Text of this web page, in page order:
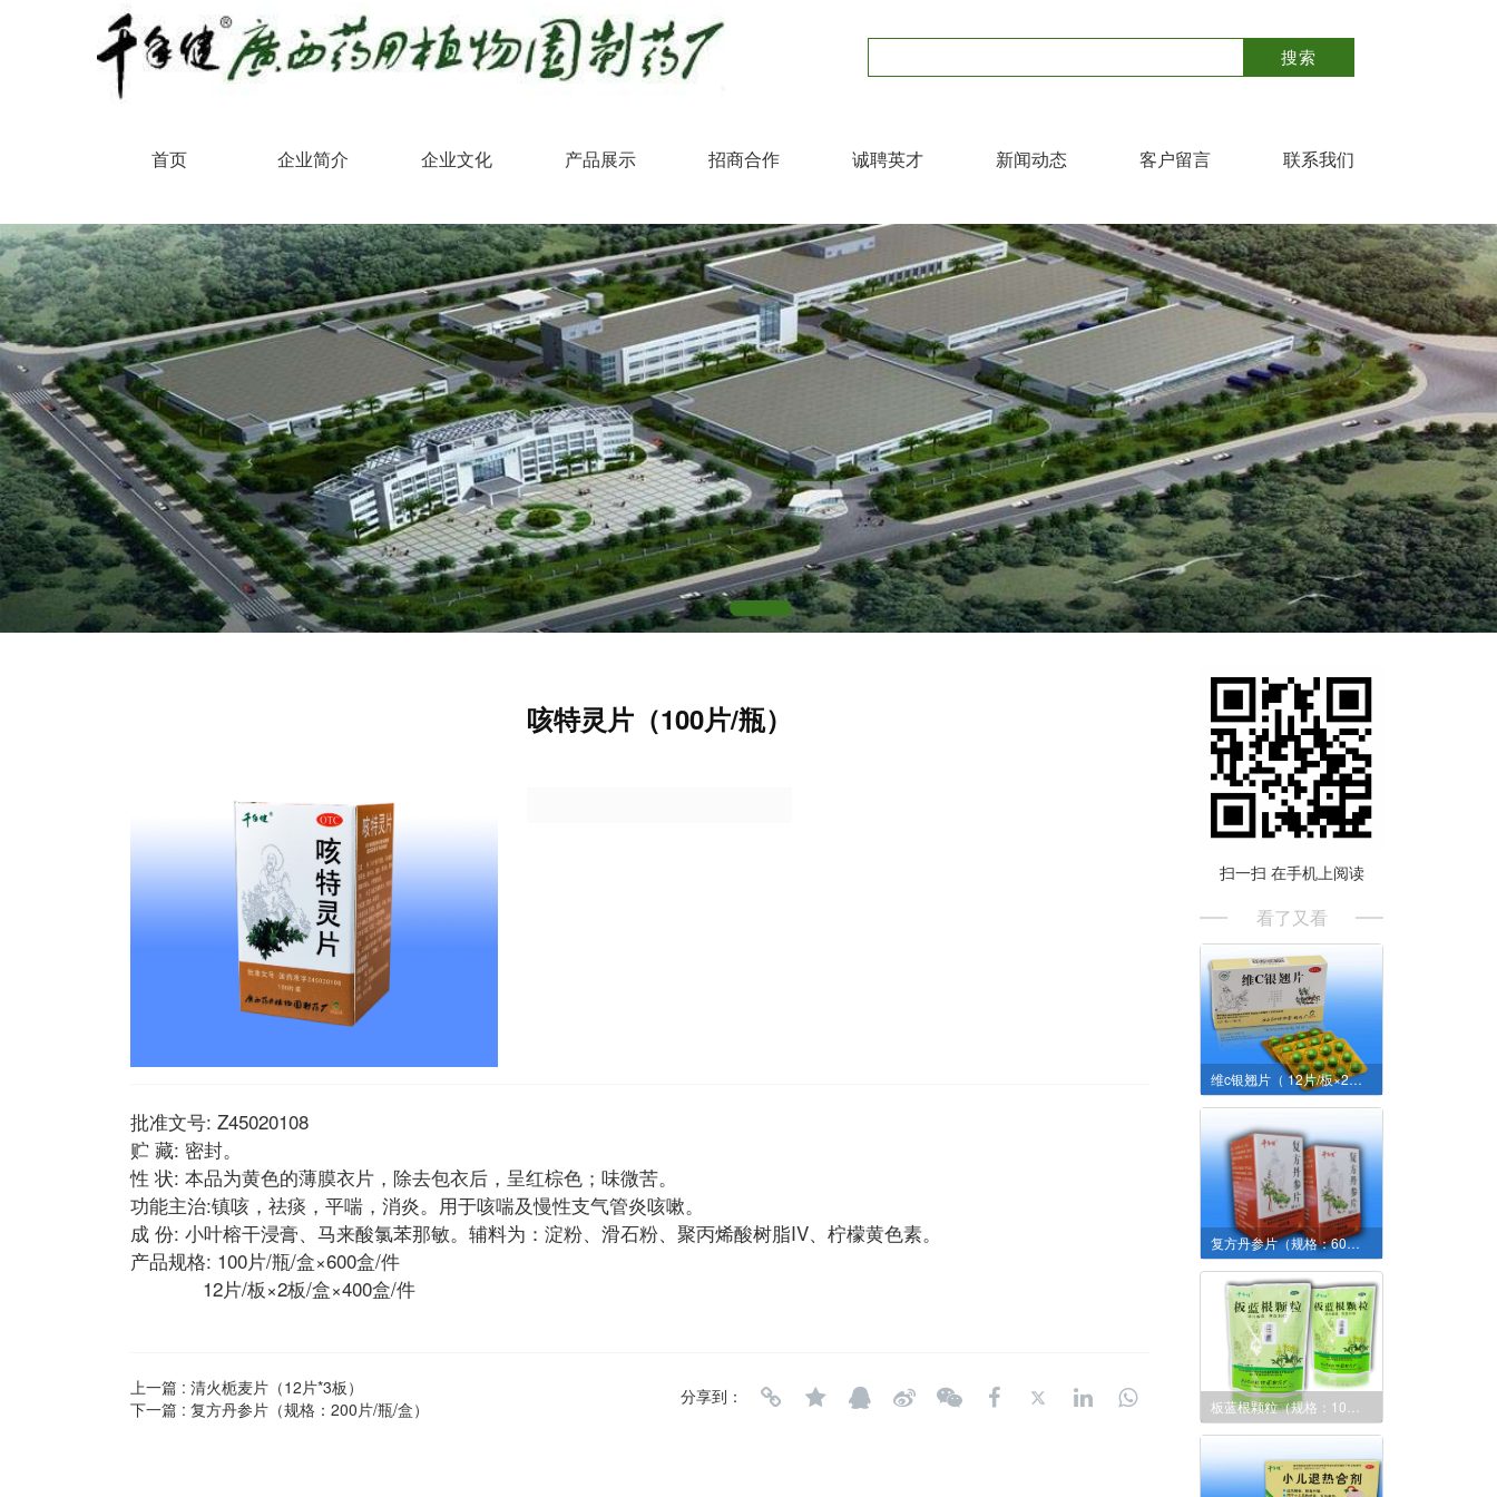
首页 企业简介 企业文化 产品展示 招商合作 诚聘英才 新闻动态 客户留言 联系我们
咳特灵片（100片/瓶）
批准文号: Z45020108
贮 藏: 密封。
性 状: 本品为黄色的薄膜衣片，除去包衣后，呈红棕色；味微苦。
功能主治:镇咳，祛痰，平喘，消炎。用于咳喘及慢性支气管炎咳嗽。
成 份: 小叶榕干浸膏、马来酸氯苯那敏。辅料为：淀粉、滑石粉、聚丙烯酸树脂IV、柠檬黄色素。
产品规格: 100片/瓶/盒×600盒/件
12片/板×2板/盒×400盒/件
上一篇 : 清火栀麦片（12片*3板）
下一篇 : 复方丹参片（规格：200片/瓶/盒）
分享到：
扫一扫 在手机上阅读
看了又看
维c银翘片（ 12片/板×2板/盒×400盒/件）
复方丹参片（规格：60片/瓶/盒）